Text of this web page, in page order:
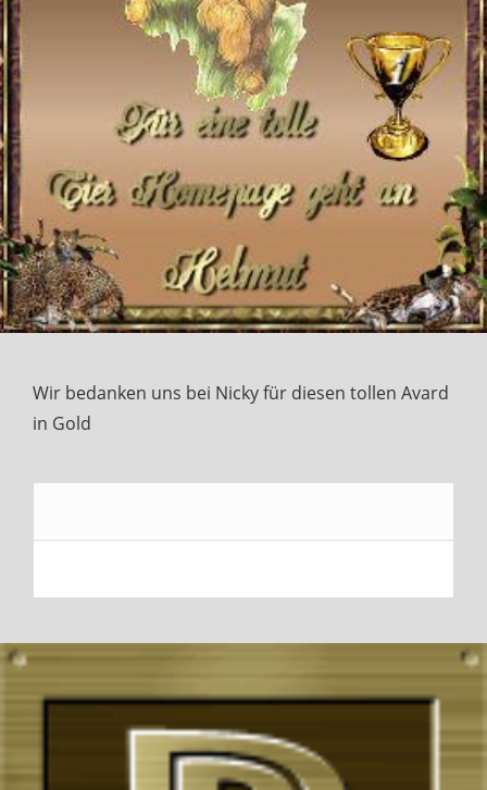
Wir bedanken uns bei Nicky für diesen tollen Avard
in Gold